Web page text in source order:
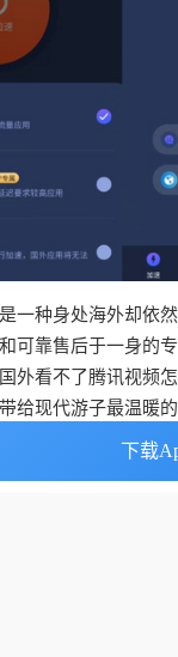
一种身处海外却依
可靠售后于一身的
外看不了腾讯视频
给现代游子最温暖的
下载
下载